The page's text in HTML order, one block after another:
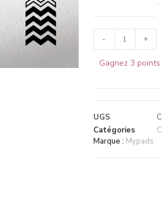
- +
Gagnez 3
UGS
Catégories
Marque : Mypads